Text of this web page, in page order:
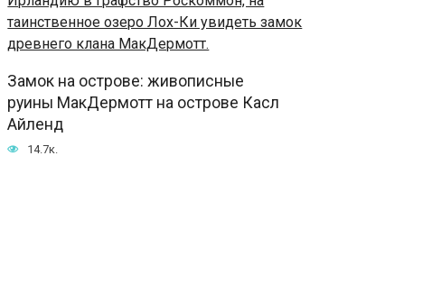
Замок на острове: живописные
руины МакДермотт на острове Касл
Айленд
14.7к.